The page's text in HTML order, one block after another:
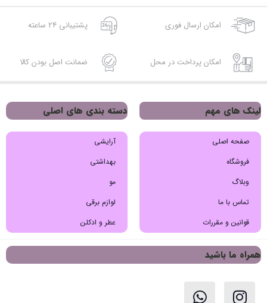
امکان ارسال فوری پشتیبانی 24 ساعته
امکان پرداخت در محل ضمانت اصل بودن کالا
لینک های مهم
صفحه اصلی
فروشگاه
وبلاگ
تماس با ما
قوانین و مقررات
دسته بندی های اصلی
آرایشی
بهداشتی
مو
لوازم برقی
عطر و ادکلن
همراه ما باشید